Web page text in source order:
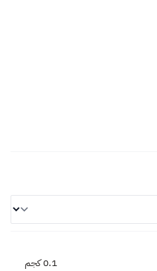
0.1 كجم